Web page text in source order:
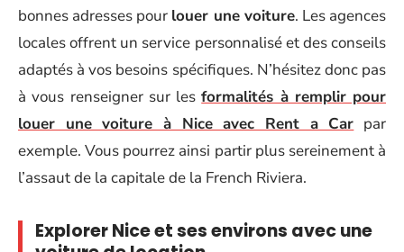
bonnes adresses pour louer une voiture. Les agences
locales offrent un service personnalisé et des conseils
adaptés à vos besoins spécifiques. N’hésitez donc pas
à vous renseigner sur lesformalités à remplir pour
louer une voiture à Nice avec Rent a Car par
exemple. Vous pourrez ainsi partir plus sereinement à
l’assaut de la capitale de la French Riviera.
Explorer Nice et ses environs avec une